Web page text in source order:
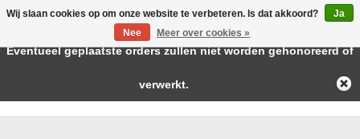
Wij slaan cookies op om onze website te verbeteren. Is dat akkoord?
Ja
Nee
Meer over cookies »
← Keer terug naar de backofficeDeze winkel is in aanbouw.
Eventueel geplaatste orders zullen niet worden gehonoreerd of
verwerkt.